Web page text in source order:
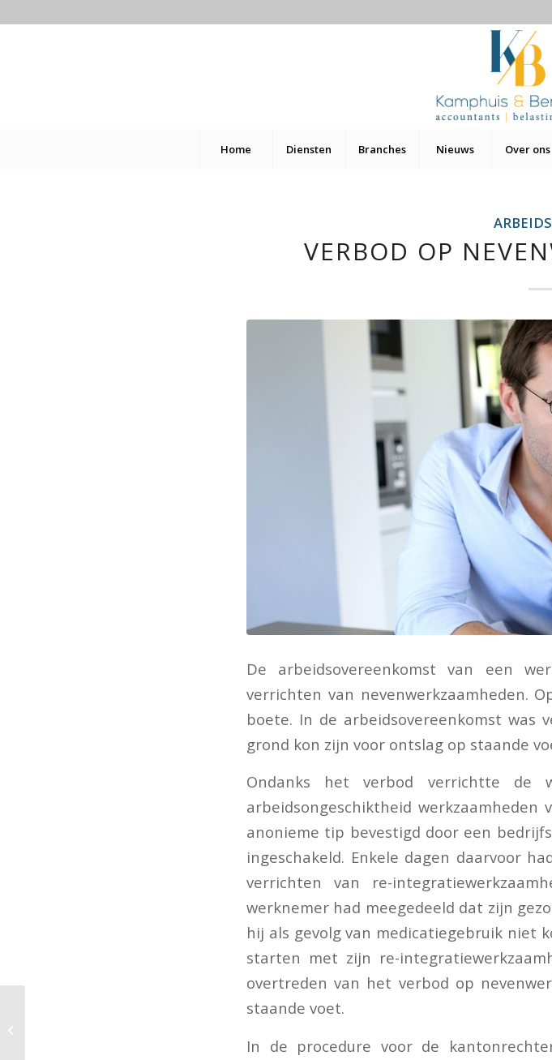
Home Diensten Branches Nieuws Over ons
VERBOD OP
De arbeidsovereenkomst van een
verrichten van nevenwerkzaamheden.
boete. In de arbeidsovereenkomst was
grond kon zijn voor ontslag op staande
Ondanks het verbod verrichtte de
arbeidsongeschiktheid
anonieme tip bevestigd door een
ingeschakeld. Enkele dagen daarvoor
verrichten van re-
werknemer had meegedeeld dat zijn
hij als gevolg van medicatiegebruik niet
starten met zijn re-
overtreden van het verbod op
staande voet.
In de procedure voor de